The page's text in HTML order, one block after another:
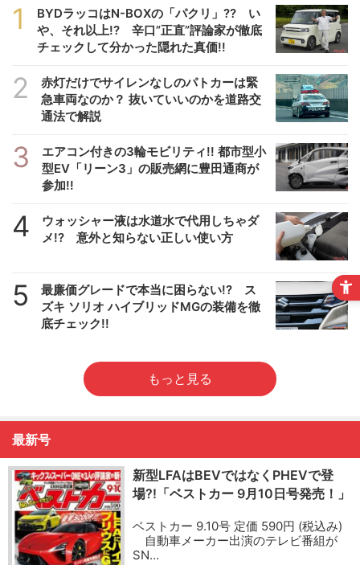
1
BYDラッコはN-BOXの「パクリ」?? い
や、それ以上!? 辛口”正直”評論家が徹底
チェックして分かった隠れた真価!!
2
赤灯だけでサイレンなしのパトカーは緊
急車両なのか？ 抜いていいのかを道路交
通法で解説
3
エアコン付きの3輪モビリティ!! 都市型小
型EV「リーン3」の販売網に豊田通商が
参加!!
4
ウォッシャー液は水道水で代用しちゃダ
メ!? 意外と知らない正しい使い方
5
最廉価グレードで本当に困らない!? ス
ズキ ソリオ ハイブリッドMGの装備を徹
底チェック!!
もっと見る
最新号
新型LFAはBEVではなくPHEVで登
場?!「ベストカー 9月10日号発売！」
ベストカー 9.10号 定価 590円 (税込み)
自動車メーカー出演のテレビ番組が
SN…